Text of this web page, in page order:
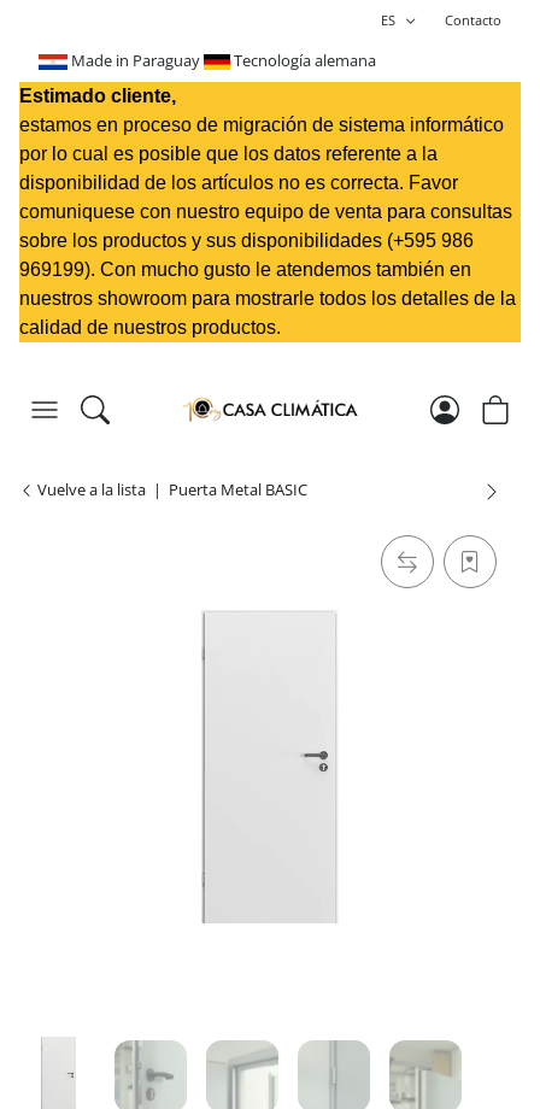
ES Contacto
Made in Paraguay Tecnología alemana
Estimado cliente,
estamos en proceso de migración de sistema informático
por lo cual es posible que los datos referente a la
disponibilidad de los artículos no es correcta. Favor
comuniquese con nuestro equipo de venta para consultas
sobre los productos y sus disponibilidades (+595 986
969199). Con mucho gusto le atendemos también en
nuestros showroom para mostrarle todos los detalles de la
calidad de nuestros productos.
Vuelve a la lista Puerta Metal BASIC